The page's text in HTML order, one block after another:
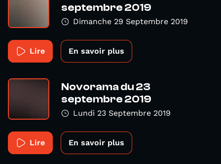
septembre 2019
Dimanche 29 Septembre 2019
Lire En savoir plus
Novorama du 23
septembre 2019
Lundi 23 Septembre 2019
Lire En savoir plus